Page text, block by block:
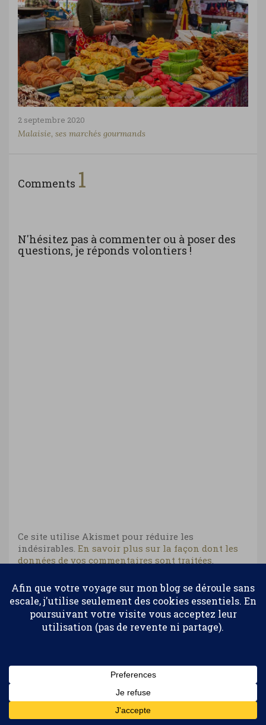
2 septembre 2020
Malaisie, ses marchés gourmands
Comments 1
N'hésitez pas à commenter ou à poser des
questions, je réponds volontiers !
Ce site utilise Akismet pour réduire les
indésirables. En savoir plus sur la façon dont les
données de vos commentaires sont traitées
Suivez-moi…
Pendant mes voyages, et après...
Confidentialité et cookies : ce site utilise des cookies. En continuant à
Pour en savoir plus, notamment sur la façon de contrôler les
Politique relative aux cookies